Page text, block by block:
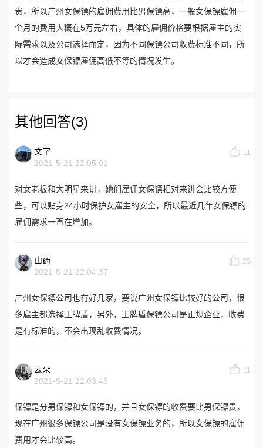
贵，所以广州女保镖的雇佣费用比男保镖高，一般女保镖雇佣一
个月的费用大概在5万元左右，具体的雇佣价格要根据雇主的实
际需求以及公司选择而定，因为不同保镖公司收费标准不同，所
以才会造成女保镖雇佣高低不等的情况发生。
其他回答(3)
文字
2021-5-21 22:05:01
11
对女老板和大明星来讲，她们雇佣女保镖相对来讲会比较方便
些，可以贴身24小时保护女雇主的安全，所以最近几年女保镖的
雇佣需求一直在增加。
山药
2021-5-21 22:04:37
23
广州女保镖公司也有好几家，要说广州女保镖比较好的公司，很
多雇主都选择王牌盾，另外，王牌盾保镖公司是正规企业，收费
是有标准的，不会出现乱收费情况。
云朵
2021-5-21 22:03:45
11
保镖是分男保镖和女保镖的，并且女保镖的收费要比男保镖贵，
现在广州很多保镖公司是没有女保镖业务的，所以女保镖的雇佣
费用才会比较高。